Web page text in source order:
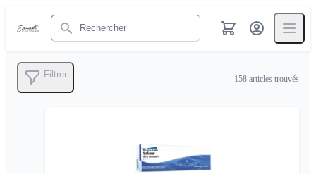
Rechercher
Filtrer 158 articles trouvés